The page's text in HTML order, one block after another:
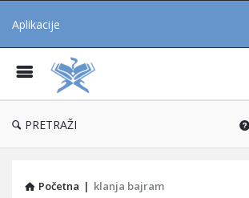
Aplikacije
PRETRAŽI
Početna | klanja bajram